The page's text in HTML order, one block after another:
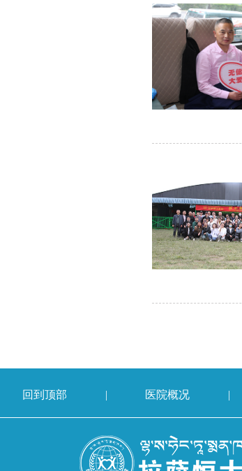
回到顶部 | 医院概况 |